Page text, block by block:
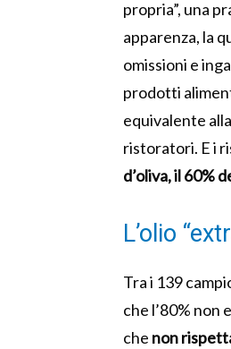
propria”, una
apparenza, la
omissioni e
prodotti
equivalente
ristoratori. E i
d’oliva, il 60%
L’olio
Tra i 139
che l’80% non
che non